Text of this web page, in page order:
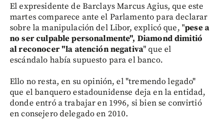
El expresidente de Barclays Marcus Agius, que este
martes comparece ante el Parlamento para declarar
sobre la manipulación del Libor, explicó que, "pese a
no ser culpable personalmente", Diamond dimitió
al reconocer "la atención negativa" que el
escándalo había supuesto para el banco.
Ello no resta, en su opinión, el "tremendo legado"
que el banquero estadounidense deja en la entidad,
donde entró a trabajar en 1996, si bien se convirtió
en consejero delegado en 2010.